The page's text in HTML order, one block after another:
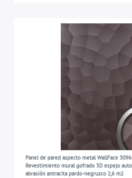
Panel de pared aspecto metal WallFace
Revestimiento mural gofrado 3D espejo
abrasión antracita pardo-negruzco 2,6 m2